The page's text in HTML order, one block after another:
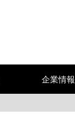
企業情報